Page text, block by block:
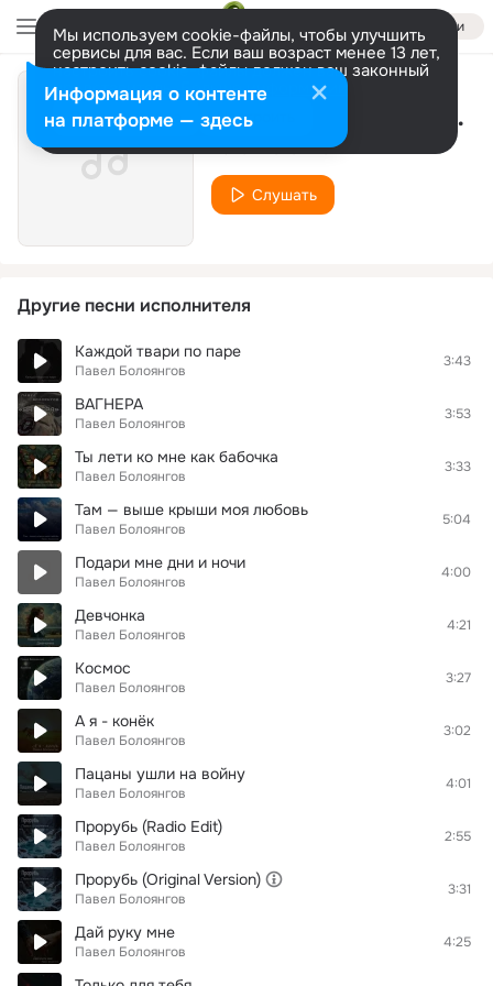
Войти
Мы используем cookie-файлы, чтобы улучшить
сервисы для вас. Если ваш возраст менее 13 лет,
настроить cookie-файлы должен ваш законный
представитель. Больше информации
Разрешить все Настроить Ты лети ко мне как бабочка
Павел Болоянгов
Слушать
Другие песни исполнителя
Каждой твари по паре
Павел Болоянгов
3:43
ВАГНЕРА
Павел Болоянгов
3:53
Ты лети ко мне как бабочка
Павел Болоянгов
3:33
Там — выше крыши моя любовь
Павел Болоянгов
5:04
Подари мне дни и ночи
Павел Болоянгов
4:00
Девчонка
Павел Болоянгов
4:21
Космос
Павел Болоянгов
3:27
А я - конёк
Павел Болоянгов
3:02
Пацаны ушли на войну
Павел Болоянгов
4:01
Прорубь (Radio Edit)
Павел Болоянгов
2:55
Прорубь (Original Version)
Павел Болоянгов
3:31
Дай руку мне
Павел Болоянгов
4:25
Информация о контенте
на платформе — здесь